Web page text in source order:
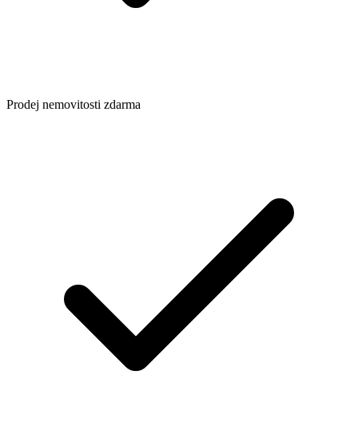
Prodej nemovitosti zdarma